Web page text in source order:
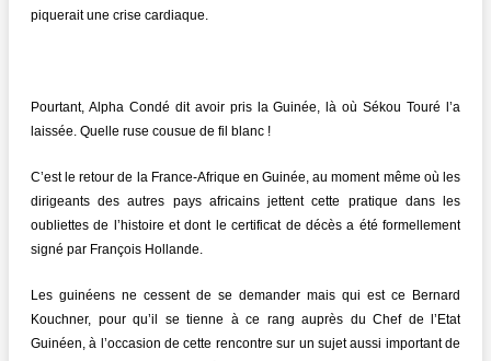
piquerait une crise cardiaque.
Pourtant, Alpha Condé dit avoir pris la Guinée, là où Sékou Touré l’a
laissée. Quelle ruse cousue de fil blanc !
C’est le retour de la France-Afrique en Guinée, au moment même où les
dirigeants des autres pays africains jettent cette pratique dans les
oubliettes de l’histoire et dont le certificat de décès a été formellement
signé par François Hollande.
Les guinéens ne cessent de se demander mais qui est ce Bernard
Kouchner, pour qu’il se tienne à ce rang auprès du Chef de l’Etat
Guinéen, à l’occasion de cette rencontre sur un sujet aussi important de